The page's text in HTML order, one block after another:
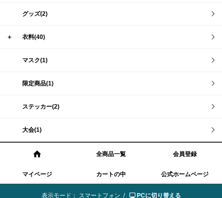
グッズ(2)
＋ 衣料(40)
マスク(1)
限定商品(1)
ステッカー(2)
大会(1)
全商品一覧 会員登録
マイページ カートの中 公式ホームページ
表示モード： スマートフォン / PCに切り替える